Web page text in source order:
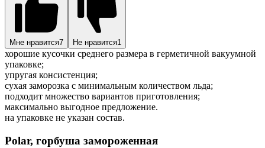
Мне нравится7 Не нравится1
хорошие кусочки среднего размера в герметичной вакуумной
упаковке;
упругая консистенция;
сухая заморозка с минимальным количеством льда;
подходит множество вариантов приготовления;
максимально выгодное предложение.
на упаковке не указан состав.
Polar, горбуша замороженная